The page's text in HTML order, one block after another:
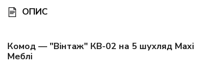
ОПИС
Комод — "Вінтаж" КВ-02 на 5 шухляд Maxi
Меблі